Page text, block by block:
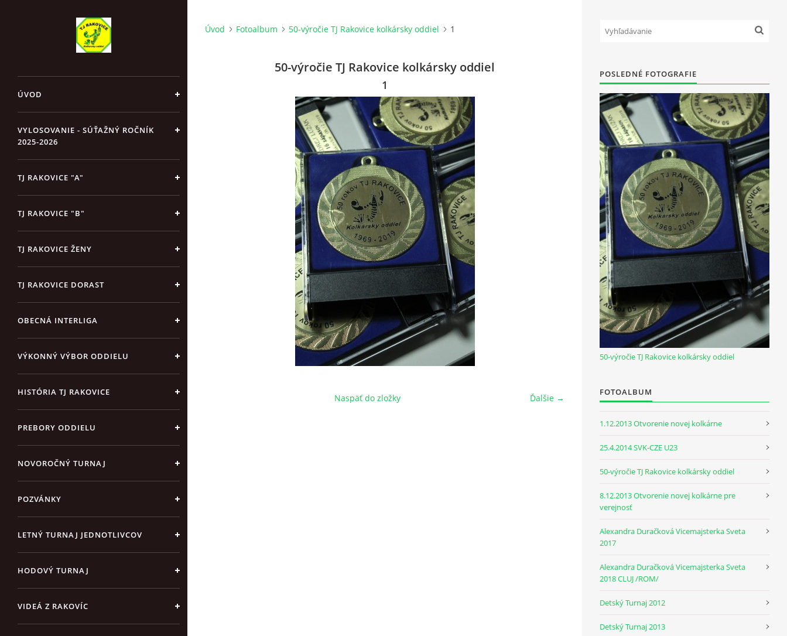
ÚVOD
VYLOSOVANIE - SÚŤAŽNÝ ROČNÍK
2025-2026
TJ RAKOVICE "A"
TJ RAKOVICE "B"
TJ RAKOVICE ŽENY
TJ RAKOVICE DORAST
OBECNÁ INTERLIGA
VÝKONNÝ VÝBOR ODDIELU
HISTÓRIA TJ RAKOVICE
PREBORY ODDIELU
NOVOROČNÝ TURNAJ
POZVÁNKY
LETNÝ TURNAJ JEDNOTLIVCOV
HODOVÝ TURNAJ
VIDEÁ Z RAKOVÍC
Úvod Fotoalbum 50-výročie TJ Rakovice kolkársky oddiel 1
50-výročie TJ Rakovice kolkársky oddiel
1
Ďalšie →
Naspäť do zložky
POSLEDNÉ FOTOGRAFIE
50-výročie TJ Rakovice kolkársky oddiel
FOTOALBUM
1.12.2013 Otvorenie novej kolkárne
25.4.2014 SVK-CZE U23
50-výročie TJ Rakovice kolkársky oddiel
8.12.2013 Otvorenie novej kolkárne pre
verejnosť
Alexandra Duračková Vicemajsterka Sveta
2017
Alexandra Duračková Vicemajsterka Sveta
2018 CLUJ /ROM/
Detský Turnaj 2012
Detský Turnaj 2013